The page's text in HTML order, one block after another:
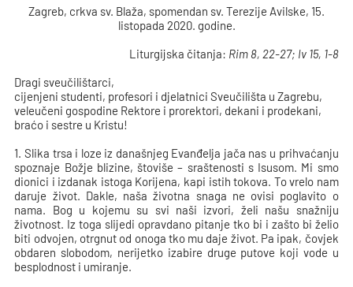
Zagreb, crkva sv. Blaža, spomendan sv. Terezije Avilske, 15.
listopada 2020. godine.
Liturgijska čitanja: Rim 8, 22-27; Iv 15, 1-8
Dragi sveučilištarci,
cijenjeni studenti, profesori i djelatnici Sveučilišta u Zagrebu,
veleučeni gospodine Rektore i prorektori, dekani i prodekani,
braćo i sestre u Kristu!
1. Slika trsa i loze iz današnjeg Evanđelja jača nas u prihvaćanju
spoznaje Božje blizine, štoviše – sraštenosti s Isusom. Mi smo
dionici i izdanak istoga Korijena, kapi istih tokova. To vrelo nam
daruje život. Dakle, naša životna snaga ne ovisi poglavito o
nama. Bog u kojemu su svi naši izvori, želi našu snažniju
životnost. Iz toga slijedi opravdano pitanje tko bi i zašto bi želio
biti odvojen, otrgnut od onoga tko mu daje život. Pa ipak, čovjek
obdaren slobodom, nerijetko izabire druge putove koji vode u
besplodnost i umiranje.